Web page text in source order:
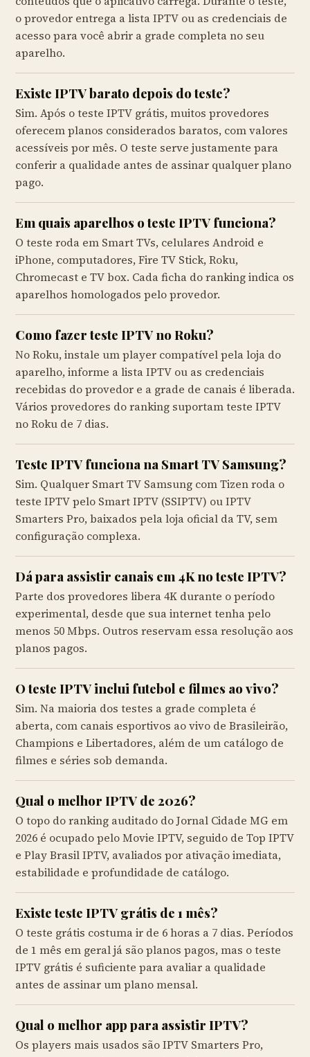
o provedor entrega a lista IPTV ou as credenciais de
acesso para você abrir a grade completa no seu
aparelho.
Existe IPTV barato depois do teste?
Sim. Após o teste IPTV grátis, muitos provedores
oferecem planos considerados baratos, com valores
acessíveis por mês. O teste serve justamente para
conferir a qualidade antes de assinar qualquer plano
pago.
Em quais aparelhos o teste IPTV funciona?
O teste roda em Smart TVs, celulares Android e
iPhone, computadores, Fire TV Stick, Roku,
Chromecast e TV box. Cada ficha do ranking indica os
aparelhos homologados pelo provedor.
Como fazer teste IPTV no Roku?
No Roku, instale um player compatível pela loja do
aparelho, informe a lista IPTV ou as credenciais
recebidas do provedor e a grade de canais é liberada.
Vários provedores do ranking suportam teste IPTV
no Roku de 7 dias.
Teste IPTV funciona na Smart TV Samsung?
Sim. Qualquer Smart TV Samsung com Tizen roda o
teste IPTV pelo Smart IPTV (SSIPTV) ou IPTV
Smarters Pro, baixados pela loja oficial da TV, sem
configuração complexa.
Dá para assistir canais em 4K no teste IPTV?
Parte dos provedores libera 4K durante o período
experimental, desde que sua internet tenha pelo
menos 50 Mbps. Outros reservam essa resolução aos
planos pagos.
O teste IPTV inclui futebol e filmes ao vivo?
Sim. Na maioria dos testes a grade completa é
aberta, com canais esportivos ao vivo de Brasileirão,
Champions e Libertadores, além de um catálogo de
filmes e séries sob demanda.
Qual o melhor IPTV de 2026?
O topo do ranking auditado do Jornal Cidade MG em
2026 é ocupado pelo Movie IPTV, seguido de Top IPTV
e Play Brasil IPTV, avaliados por ativação imediata,
estabilidade e profundidade de catálogo.
Existe teste IPTV grátis de 1 mês?
O teste grátis costuma ir de 6 horas a 7 dias. Períodos
de 1 mês em geral já são planos pagos, mas o teste
IPTV grátis é suficiente para avaliar a qualidade
antes de assinar um plano mensal.
Qual o melhor app para assistir IPTV?
Os players mais usados são IPTV Smarters Pro,